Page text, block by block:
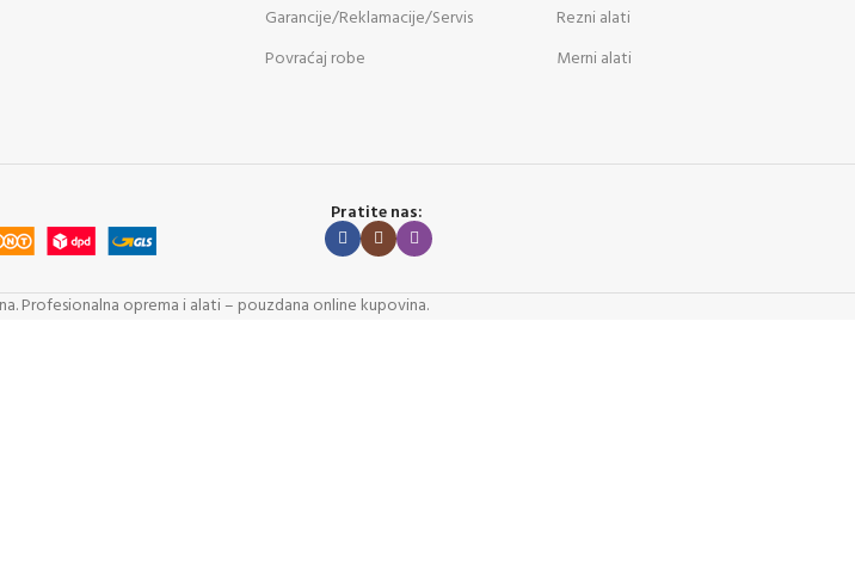
Garancije/Reklamacije/Servis
Povraćaj robe
Rezni alati
Merni alati
Pratite nas:
Profesionalna oprema i alati – pouzdana online kupovina.